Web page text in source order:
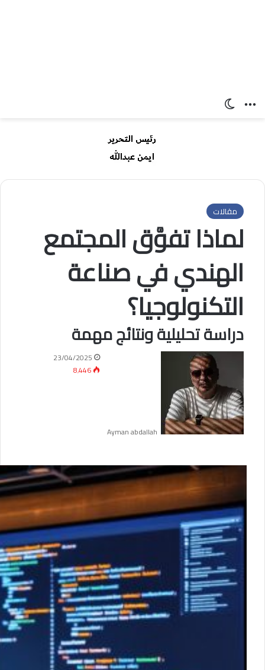
القائمة
مقالات
لماذا تفوَّق المجتمع
الهندي في صناعة
التكنولوجيا؟
دراسة تحليلية ونتائج مهمة
Ayman abdallah
23/04/2025
8٬446